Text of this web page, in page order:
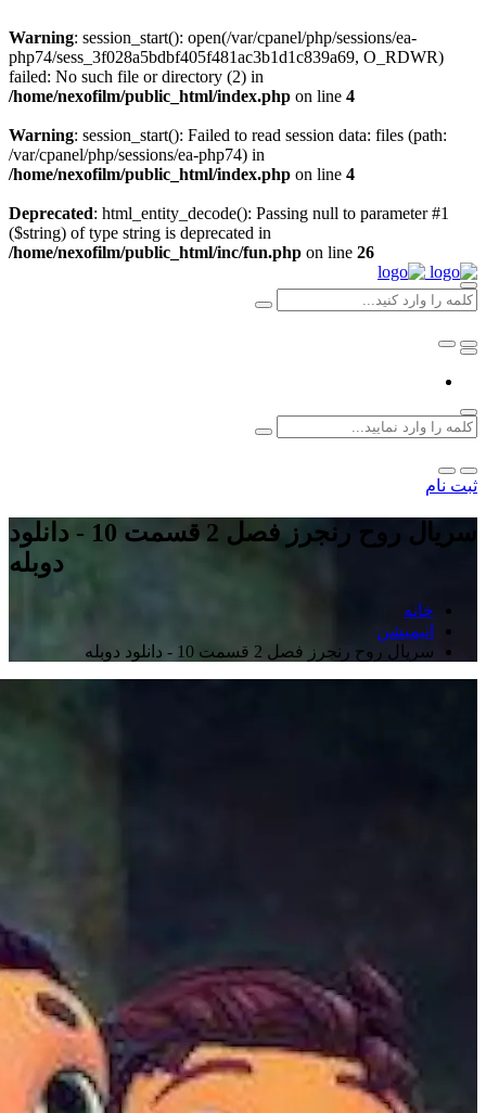
Warning: session_start(): open(/var/cpanel/php/sessions/ea-
php74/sess_3f028a5bdbf405f481ac3b1d1c839a69, O_RDWR)
failed: No such file or directory (2) in
/home/nexofilm/public_html/index.php on line 4
Warning: session_start(): Failed to read session data: files (path:
/var/cpanel/php/sessions/ea-php74) in
/home/nexofilm/public_html/index.php on line 4
Deprecated: html_entity_decode(): Passing null to parameter #1
($string) of type string is deprecated in
/home/nexofilm/public_html/inc/fun.php on line 26
ثبت نام
سریال روح رنجرز فصل 2 قسمت 10 - دانلود
دوبله
خانه
انیمیشن
سریال روح رنجرز فصل 2 قسمت 10 - دانلود دوبله